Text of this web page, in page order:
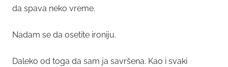
da spava neko vreme.
Nadam se da osetite ironiju.
Daleko od toga da sam ja savršena. Kao i svaki